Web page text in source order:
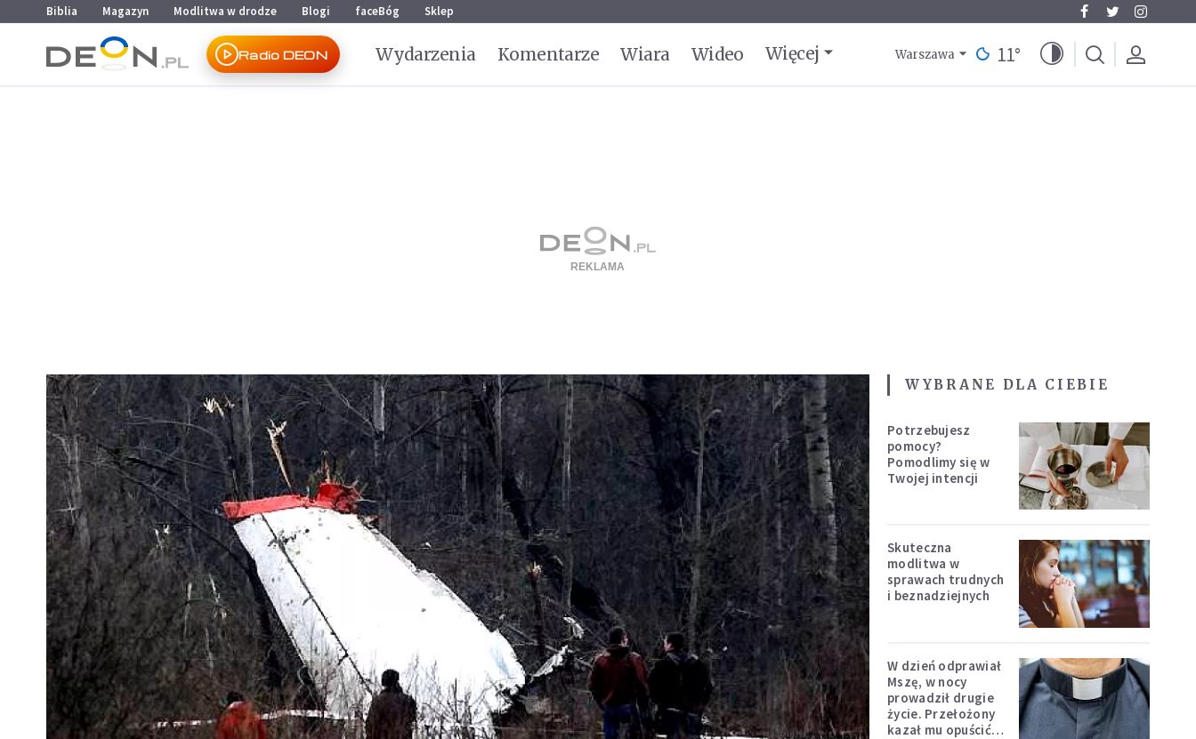
Przejdź do menu głównego
Przejdź do treści
Biblia Magazyn Modlitwa w drodze Blogi faceBóg Sklep
Radio DEON Wydarzenia Komentarze Wiara Wideo Więcej Warszawa 11°
WYBRANE DLA CIEBIE
Potrzebujesz
pomocy?
Pomodlimy się w
Twojej intencji
Skuteczna
modlitwa w
sprawach trudnych
i beznadziejnych
W dzień odprawiał
Mszę, w nocy
prowadził drugie
życie. Przełożony
kazał mu opuścić